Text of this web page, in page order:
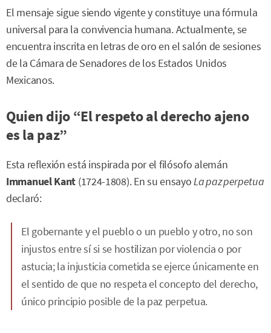
El mensaje sigue siendo vigente y constituye una fórmula
universal para la convivencia humana. Actualmente, se
encuentra inscrita en letras de oro en el salón de sesiones
de la Cámara de Senadores de los Estados Unidos
Mexicanos.
Quien dijo “El respeto al derecho ajeno
es la paz”
Esta reflexión está inspirada por el filósofo alemán
Immanuel Kant (1724-1808). En su ensayoLa pazperpetua
declaró:
El gobernante y el pueblo o un pueblo y otro, no son
injustos entre sí si se hostilizan por violencia o por
astucia; la injusticia cometida se ejerce únicamente en
el sentido de que no respeta el concepto del derecho,
único principio posible de la paz perpetua.